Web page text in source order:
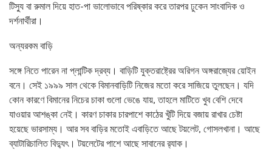
টিস্যু বা রুমাল দিয়ে হাত-পা ভালোভাবে পরিষ্কার করে তারপর ঢুকেন সাংবাদিক ও
দর্শনার্থীরা।
অন্যরকম বাড়ি
সঙ্গে নিতে পারেন না প্লান্টিক দ্রব্য। বাড়িটি যুক্তরাষ্ট্রের অরিগন অঙ্গরাজ্যের য়োইন
বনে। সেই ১৯৯৯ সাল থেকে বিমানবাড়িটি নিজের মতো করে সাজিয়ে তুলছেন। যদি
কোন কারণে বিমানের নিচের চাকা গুলো ভেঙে যায়, তাহলে মাটিতে খুব বেশি দেবে
যাওয়ার আশঙ্কা নেই। কারণ চাকার চারপাশে কাঠের খুঁটি দিয়ে বজায় রাখার চেষ্টা
হয়েছে ভারসাম্য। আর সব বাড়ির মতোই এবাড়িতে আছে টয়লেট, গোসলখানা। আছে
ব্যাটারিচালিত বিদ্যুৎ। টয়লেটের পাশে আছে সাবানের র‌্যাক।